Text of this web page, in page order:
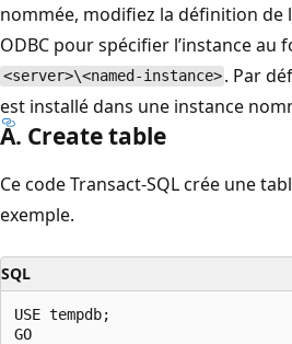
nommée, modifiez la définition de
ODBC pour spécifier l’instance au
<server>\<named-instance> . Par
est installé dans une instance
A. Create table
Ce code Transact-SQL crée une
exemple.
SQL
USE tempdb;
GO